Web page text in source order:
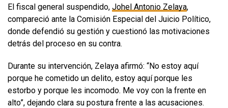
El fiscal general suspendido, Johel Antonio Zelaya,
compareció ante la Comisión Especial del Juicio Político,
donde defendió su gestión y cuestionó las motivaciones
detrás del proceso en su contra.
Durante su intervención, Zelaya afirmó: “No estoy aquí
porque he cometido un delito, estoy aquí porque les
estorbo y porque les incomodo. Me voy con la frente en
alto”, dejando clara su postura frente a las acusaciones.